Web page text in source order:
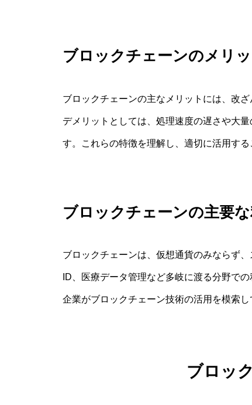
ブロックチェーンのメリ
ブロックチェーンの主なメリットには、改
デメリットとしては、処理速度の遅さや大
す。これらの特徴を理解し、適切に活用する
ブロックチェーンの主要
ブロックチェーンは、仮想通貨のみならず
ID、医療データ管理など多岐に渡る分野で
企業がブロックチェーン技術の活用を模索し
ブロッ